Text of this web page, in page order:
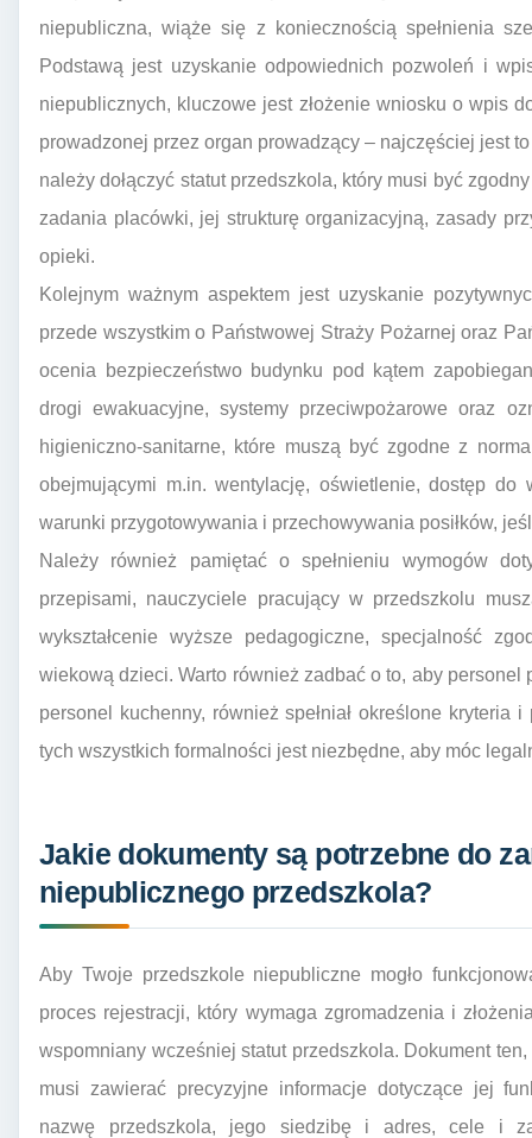
niepubliczna, wiąże się z koniecznością spełnienia
Podstawą jest uzyskanie odpowiednich pozwoleń i
niepublicznych, kluczowe jest złożenie wniosku o wpis
prowadzonej przez organ prowadzący – najczęściej jest
należy dołączyć statut przedszkola, który musi być
zadania placówki, jej strukturę organizacyjną, zasady
opieki.
Kolejnym ważnym aspektem jest uzyskanie
przede wszystkim o Państwowej Straży Pożarnej oraz
ocenia bezpieczeństwo budynku pod kątem
drogi ewakuacyjne, systemy przeciwpożarowe oraz
higieniczno-sanitarne, które muszą być zgodne z
obejmującymi m.in. wentylację, oświetlenie, dostęp do
warunki przygotowywania i przechowywania posiłków,
Należy również pamiętać o spełnieniu wymogów
przepisami, nauczyciele pracujący w przedszkolu
wykształcenie wyższe pedagogiczne, specjalność
wiekową dzieci. Warto również zadbać o to, aby
personel kuchenny, również spełniał określone kryteria
tych wszystkich formalności jest niezbędne, aby móc
Jakie dokumenty są potrzebne do
niepublicznego przedszkola?
Aby Twoje przedszkole niepubliczne mogło
proces rejestracji, który wymaga zgromadzenia i
wspomniany wcześniej statut przedszkola. Dokument
musi zawierać precyzyjne informacje dotyczące jej
nazwę przedszkola, jego siedzibę i adres, cele i